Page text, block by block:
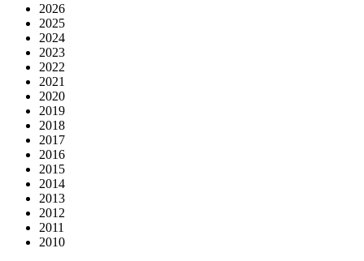
2026
2025
2024
2023
2022
2021
2020
2019
2018
2017
2016
2015
2014
2013
2012
2011
2010